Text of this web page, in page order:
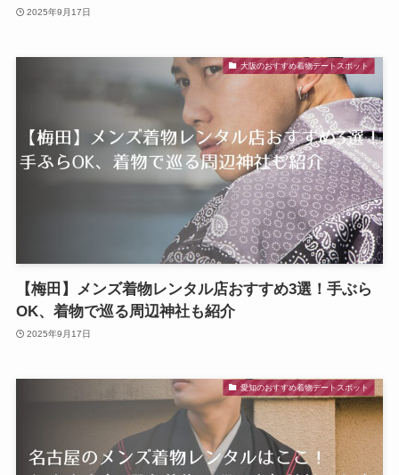
2025年9月17日
大阪のおすすめ着物デートスポット
【梅田】メンズ着物レンタル店おすすめ3選！手ぶら
OK、着物で巡る周辺神社も紹介
2025年9月17日
愛知のおすすめ着物デートスポット